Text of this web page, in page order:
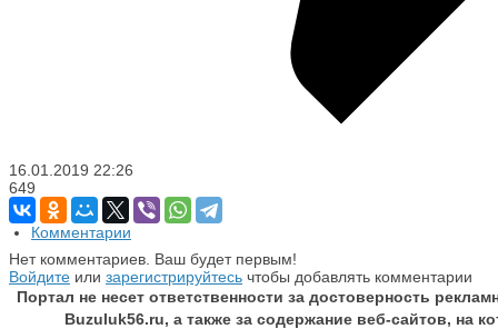
16.01.2019 22:26
649
Комментарии
Нет комментариев. Ваш будет первым!
Войдите или зарегистрируйтесь чтобы добавлять комментарии
Портал не несет ответственности за достоверность
Buzuluk56.ru, а также за содержание веб-сайтов, на